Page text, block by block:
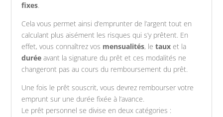
fixes.
Cela vous permet ainsi d’emprunter de l’argent tout en
calculant plus aisément les risques qui s’y prêtent. En
effet, vous connaîtrez vos mensualités, letaux et la
durée avant la signature du prêt et ces modalités ne
changeront pas au cours du remboursement du prêt.
Une fois le prêt souscrit, vous devrez rembourser votre
emprunt sur une durée fixée à l’avance.
Le prêt personnel se divise en deux catégories :